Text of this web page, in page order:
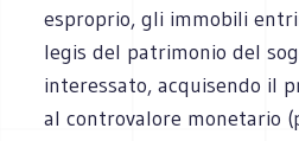
esproprio, gli immobili
legis del patrimonio del
interessato, acquisendo il
al controvalore monetario